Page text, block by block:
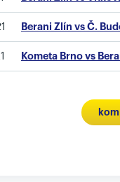
Berani Zlín vs Č.
Kometa Brno vs